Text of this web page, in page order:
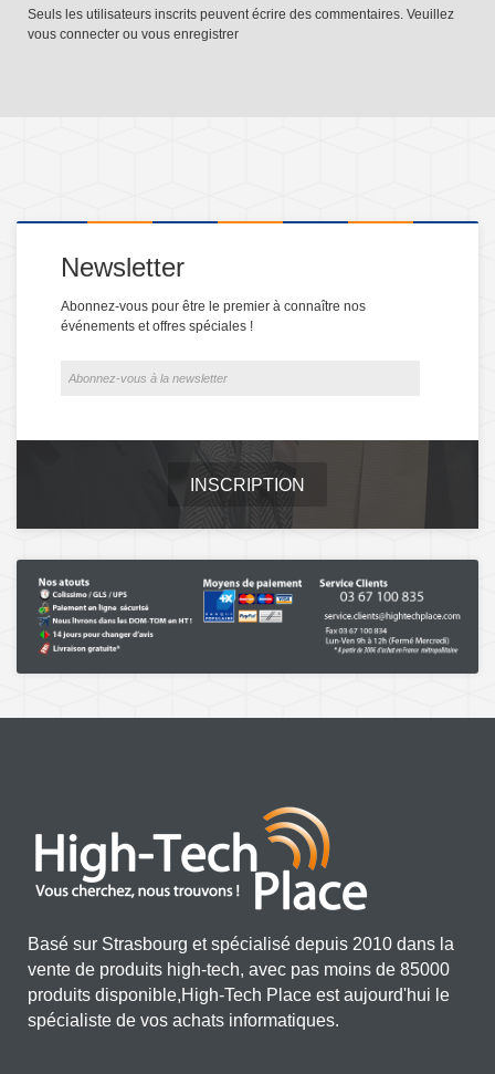
Seuls les utilisateurs inscrits peuvent écrire des commentaires. Veuillez
vous connecter ou vous enregistrer
Newsletter
Abonnez-vous pour être le premier à connaître nos
événements et offres spéciales !
INSCRIPTION
Basé sur Strasbourg et spécialisé depuis 2010 dans la
vente de produits high-tech, avec pas moins de 85000
produits disponible,High-Tech Place est aujourd'hui le
spécialiste de vos achats informatiques.